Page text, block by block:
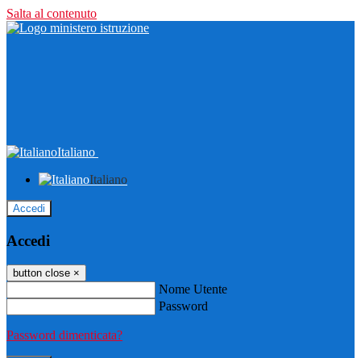
Salta al contenuto
Italiano
Italiano
Accedi
Accedi
button close ×
Nome Utente
Password
Password dimenticata?